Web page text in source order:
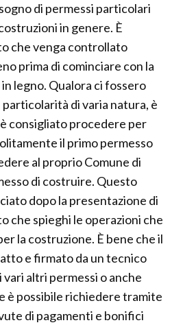
di permessi particolari
in genere. È
che venga controllato
prima di cominciare con la
legno. Qualora ci fossero
di varia natura, è
consigliato procedere per
il primo permesso
al proprio Comune di
di costruire. Questo
dopo la presentazione di
che spieghi le operazioni che
la costruzione. È bene che il
e firmato da un tecnico
altri permessi o anche
è possibile richiedere tramite
di pagamenti e bonifici